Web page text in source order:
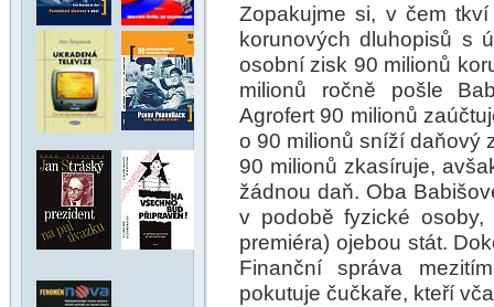
Zopakujme si, v čem
korunových dluhopisů s
osobní zisk 90 milionů
milionů ročně pošle
Agrofert 90 milionů
o 90 milionů sníží daňový
90 milionů zkasíruje,
žádnou daň. Oba
v podobě fyzické
premiéra) ojebou stát.
Finanční správa
pokutuje čučkaře, kteří